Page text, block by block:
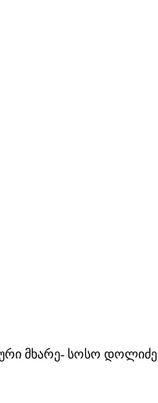
მხარე- სოსო დოლიძე